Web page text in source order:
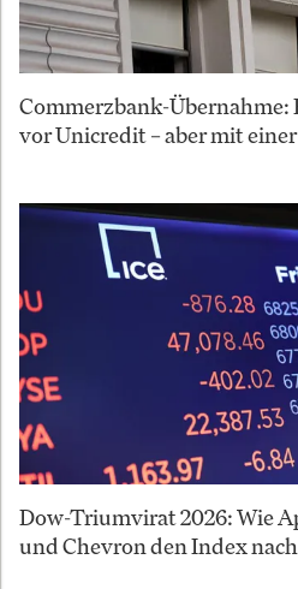
Commerzbank-
vor Unicredit – aber mit
Dow-Triumvirat 2026: Wie
und Chevron den Index